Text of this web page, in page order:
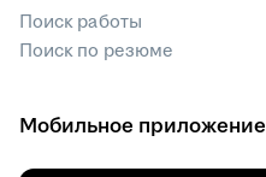
Поиск работы
Поиск по резюме
Мобильное приложение